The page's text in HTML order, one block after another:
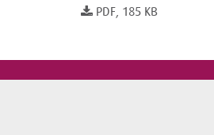
PDF, 185 KB